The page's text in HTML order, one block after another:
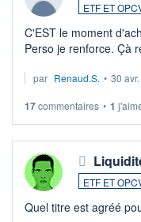
ETF ET
C'EST le moment
Perso je renforce. Çà
Investissement long
par Renaud.S. • 30 avr.
17commentaires • 1
ETF ET
Quel titre est agréé